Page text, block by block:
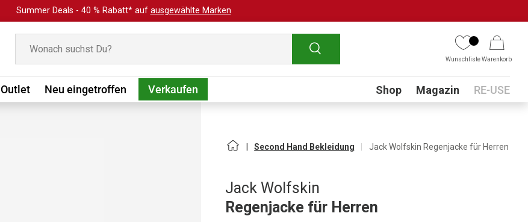
Summer Deals - 40 % Rabatt* auf ausgewählte Marken
Suchen
WunschlisteWarenkorb
Outlet Neu eingetroffen Verkaufen Submenu
Shop Magazin RE-USE
Second Hand Bekleidung Jack Wolfskin Regenjacke für Herren
Jack Wolfskin
Regenjacke für Herren